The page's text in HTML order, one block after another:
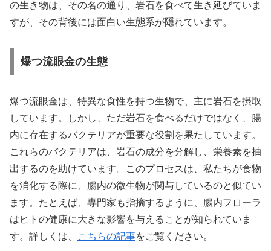
の生き物は、その名の通り、岩石を食べて生き延びていま
すが、その背後には面白い生態系が隠れています。
爆つ流眼金の生態
爆つ流眼金は、特異な食性を持つ生物で、主に岩石を摂取
しています。しかし、ただ岩石を食べるだけではなく、腸
内に存在するバクテリアが重要な役割を果たしています。
これらのバクテリアは、岩石の成分を分解し、栄養素を抽
出するのを助けています。このプロセスは、私たちが食物
を消化する際に、腸内の微生物が関与しているのと似てい
ます。たとえば、専門家も指摘するように、腸内フローラ
はヒトの健康に大きな影響を与えることが知られていま
す。詳しくは、
こちらの記事をご覧ください。